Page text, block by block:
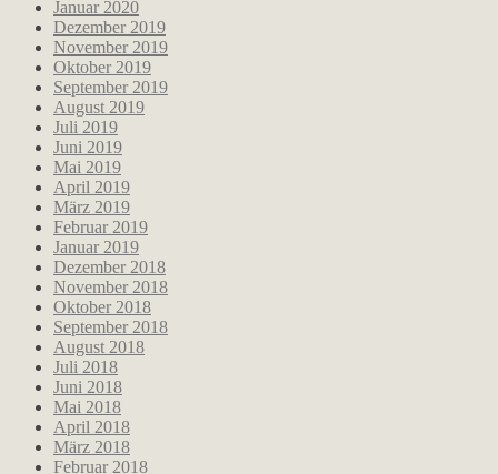
Januar 2020
Dezember 2019
November 2019
Oktober 2019
September 2019
August 2019
Juli 2019
Juni 2019
Mai 2019
April 2019
März 2019
Februar 2019
Januar 2019
Dezember 2018
November 2018
Oktober 2018
September 2018
August 2018
Juli 2018
Juni 2018
Mai 2018
April 2018
März 2018
Februar 2018